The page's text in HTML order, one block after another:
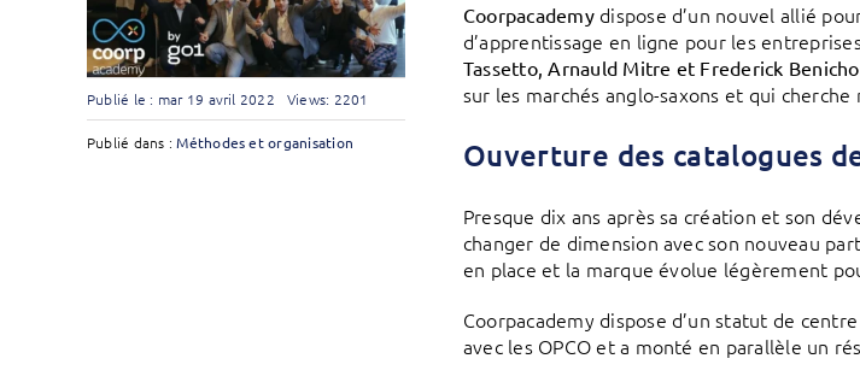
Publié le : mar 19 avril 2022 Views: 2201
Publié dans :Méthodes et organisation
Coorpacademydispose d’un nouvel allié
d’apprentissage en ligne pour les
Tassetto, Arnauld Mitre et Frederick
sur les marchés anglo-saxons et qui
Ouverture des catalogues
Presque dix ans après sa création et son
changer de dimension avec son nouveau
en place et la marque évolue légèrement
Coorpacademy dispose d’un statut de
avec les OPCO et a monté en parallèle un